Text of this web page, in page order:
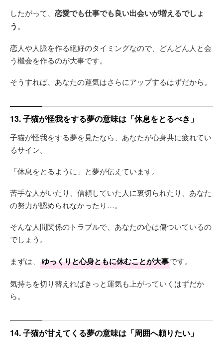
したがって、 恋愛でも仕事でも良い出会いが増えるでしょ
う 。
恋人や人脈を作る絶好のタイミングなので、どんどん人と会
う機会を作るのが大事です。
そうすれば、あなたの運気はさらにアップするはずだから。
13. 子猫が怪我をする夢の意味は「休息をとるべき」
子猫が怪我をする夢を見たなら、あなたが心身共に疲れてい
るサイン。
「休息をとるように」と夢が伝えています。
苦手な人がいたり、信頼していた人に裏切られたり、あなた
の努力が認められなかったり…。
そんな人間関係のトラブルで、あなたの心は傷ついているの
でしょう。
まずは、 ゆっくりと心身ともに休むことが大事です。
気持ちを切り替えればきっと運気も上がっていくはずだか
ら。
14. 子猫が甘えてくる夢の意味は「周囲へ頼りたい」